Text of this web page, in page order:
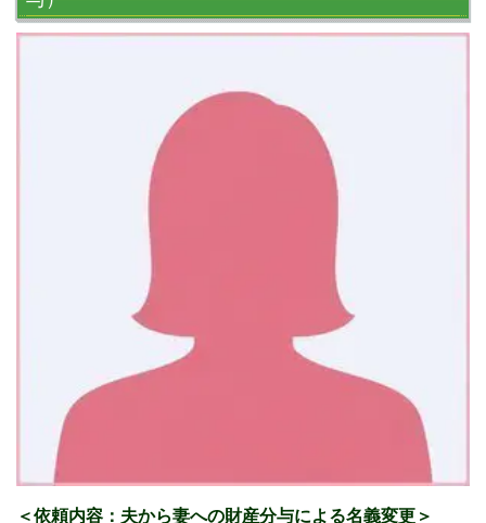
＜依頼内容：夫から妻への財産分与による名義変更 ＞